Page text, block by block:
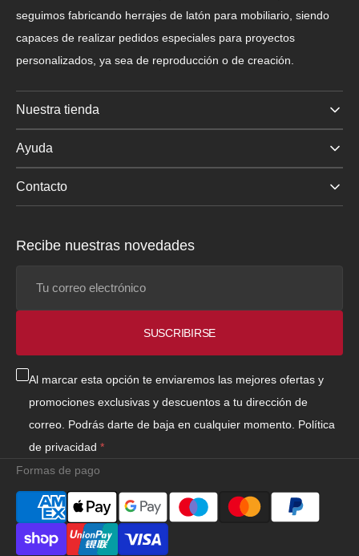
seguimos fabricando herrajes de latón para mobiliario, siendo
capaces de realizar pedidos especiales para proyectos
personalizados, ya sea de reproducción o de creación.
Nuestra tienda
Ayuda
Contacto
Recibe nuestras novedades
SUSCRIBIRSE
Al marcar esta opción te enviaremos las mejores ofertas y
promociones exclusivas y descuentos a tu dirección de
correo. Podrás darte de baja en cualquier momento. Política
de privacidad
Formas de pago